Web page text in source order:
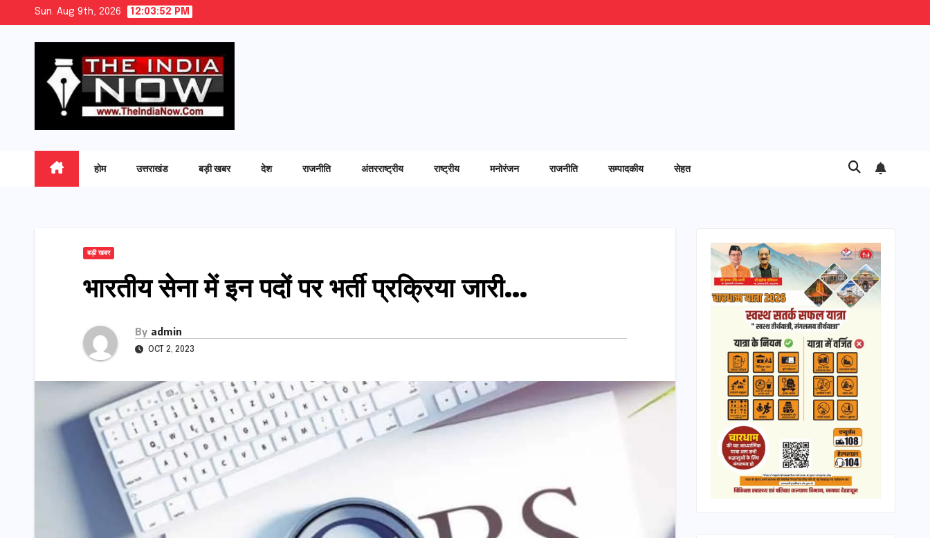
Sun. Aug 9th, 2026 12:03:53 PM
होम उत्तराखंड बड़ी खबर देश राजनीति अंतरराष्ट्रीय राष्ट्रीय मनोरंजन राजनीति सम्पादकीय सेहत
बड़ी खबर
भारतीय सेना में इन पदों पर भर्ती प्रक्रिया जारी…
By admin
OCT 2, 2023